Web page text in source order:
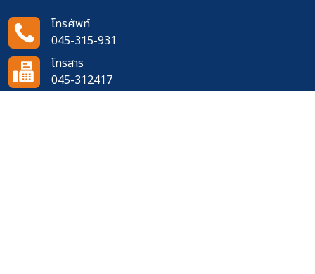
โทรศัพท์
045-315-931
โทรสาร
045-312417